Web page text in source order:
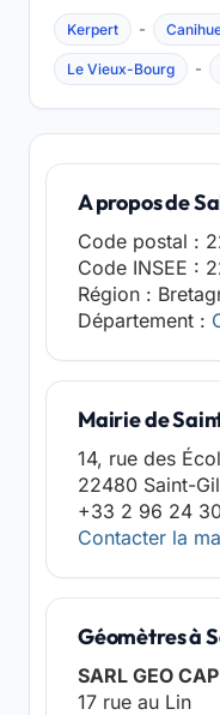
Kerpert -
Le Vieux-Bourg -
A propos de
Code postal :
Code INSEE :
Région :
Département :
Mairie de
14, rue des
22480 Saint-
+33 2 96 24
Contacter la
Géomètres à
SARL GEO
17 rue au Lin